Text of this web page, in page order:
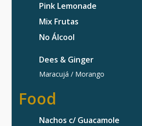
Pink Lemonade
Mix Frutas
No Álcool
Dees & Ginger
Maracujá / Morango
Food
Nachos c/ Guacamole